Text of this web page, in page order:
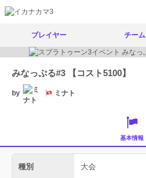
プレイヤー チーム
みなっぷる#3 【コスト5100】
by ミナト
基本情報
種別 大会